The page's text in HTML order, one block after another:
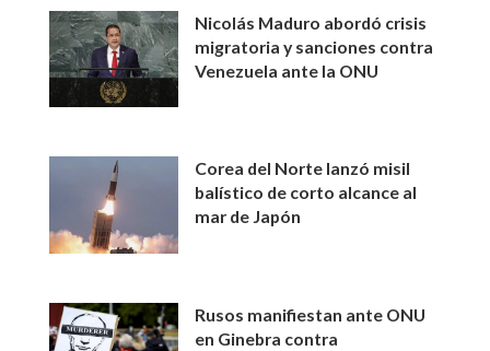
Nicolás Maduro abordó crisis
migratoria y sanciones contra
Venezuela ante la ONU
Corea del Norte lanzó misil
balístico de corto alcance al
mar de Japón
Rusos manifiestan ante ONU
en Ginebra contra